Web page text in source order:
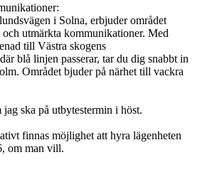
i Solna, erbjuder området
och utmärkta kommunikationer. Med
till Västra skogens
blå linjen passerar, tar du dig snabbt in
Området bjuder på närhet till vackra
jag ska på utbytestermin i höst.
finnas möjlighet att hyra lägenheten
om man vill.